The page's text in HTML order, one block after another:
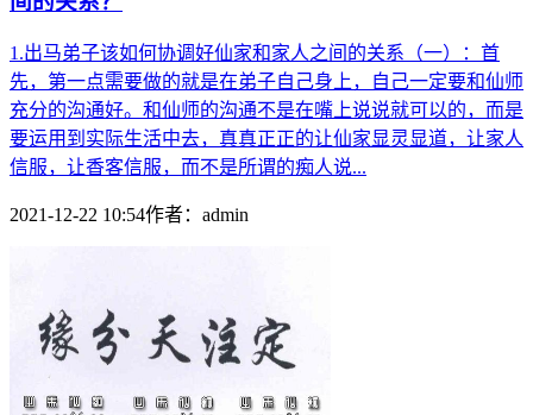
1.出马弟子该如何协调好仙家和家人之间的关系（一）：首
先，第一点需要做的就是在弟子自己身上，自己一定要和仙师
充分的沟通好。和仙师的沟通不是在嘴上说说就可以的，而是
要运用到实际生活中去，真真正正的让仙家显灵显道，让家人
信服，让香客信服，而不是所谓的痴人说...
2021-12-22 10:54作者： admin